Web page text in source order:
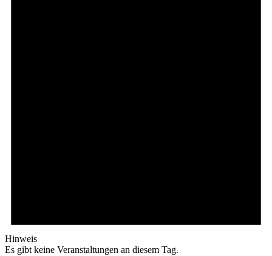
Hinweis
Es gibt keine Veranstaltungen an diesem Tag.